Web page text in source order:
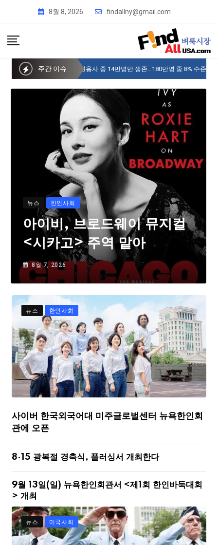
8월 8, 2026 findallny@gmail.com
주간 이슈 사이버 한국외국어대 미주글로벌센터 뉴욕
뉴스 한인사회
아이비, 브로드웨이 뮤지컬
<시카고> 주역 맡아
8월 7, 2026
뉴스 한인사회
사이버 한국외국어대 미주글로벌센터 뉴욕한인회
관에 오픈
8·15 광복절 경축식, 플러싱서 개최한다
9월 13일(일) 뉴욕한인회관서 <제1회 한인바둑대회
> 개최
뉴스 미국사회